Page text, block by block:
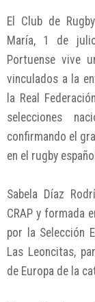
El Club de
María, 1 de
Portuense vive
vinculados a la
la Real
selecciones
confirmando el
en el rugby
Sabela Díaz
CRAP y formada
por la Selección
Las Leoncitas,
de Europa de la